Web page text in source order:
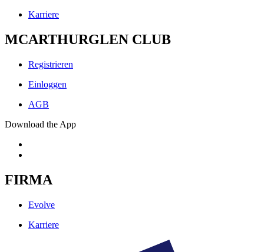
Karriere
MCARTHURGLEN CLUB
Registrieren
Einloggen
AGB
Download the App
FIRMA
Evolve
Karriere